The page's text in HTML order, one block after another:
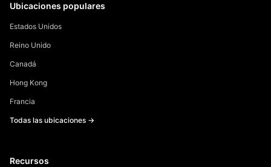
Ubicaciones populares
Estados Unidos
Reino Unido
Canadá
Hong Kong
Francia
Todas las ubicaciones →
Recursos